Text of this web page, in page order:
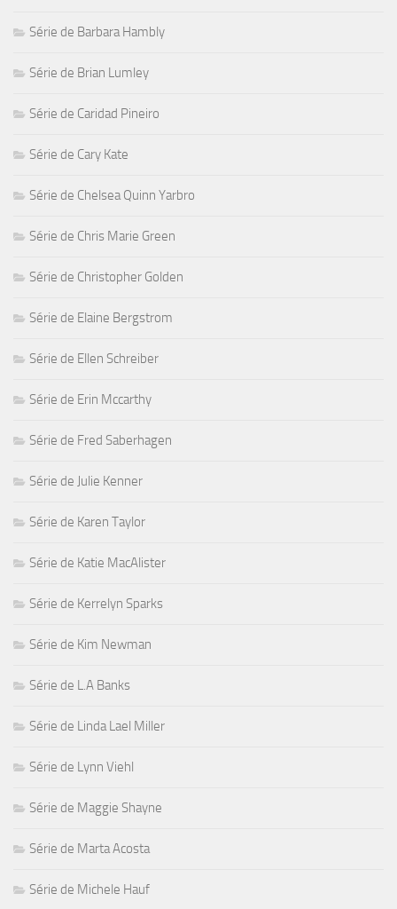
Série de Barbara Hambly
Série de Brian Lumley
Série de Caridad Pineiro
Série de Cary Kate
Série de Chelsea Quinn Yarbro
Série de Chris Marie Green
Série de Christopher Golden
Série de Elaine Bergstrom
Série de Ellen Schreiber
Série de Erin Mccarthy
Série de Fred Saberhagen
Série de Julie Kenner
Série de Karen Taylor
Série de Katie MacAlister
Série de Kerrelyn Sparks
Série de Kim Newman
Série de L.A Banks
Série de Linda Lael Miller
Série de Lynn Viehl
Série de Maggie Shayne
Série de Marta Acosta
Série de Michele Hauf